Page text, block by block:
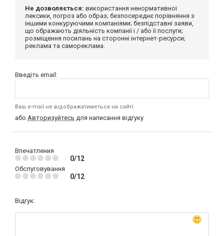
Не дозволяється: використання ненормативної
лексики, погроз або образ; безпосереднє порівняння з
іншими конкуруючими компаніями; безпідставні заяви,
що ображають діяльність компанії і / або її послуги;
розміщення посилань на сторонні інтернет-ресурси;
реклама та самореклама.
Введіть email:
Ваш e-mail не відображатиметься на сайті
або Авторизуйтесь для написання відгуку
Впечатления
0/12
Обслуговування
0/12
Відгук: